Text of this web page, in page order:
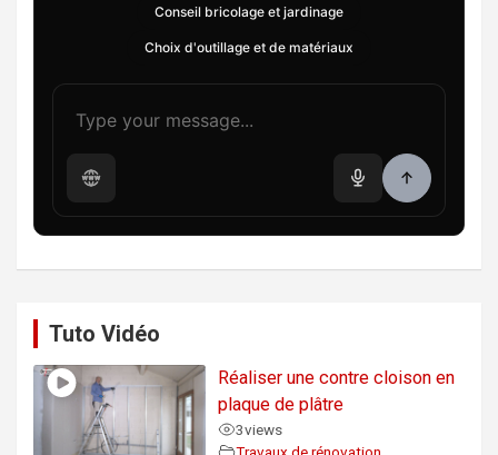
Conseil bricolage et jardinage
Choix d'outillage et de matériaux
Tuto Vidéo
Réaliser une contre cloison en
plaque de plâtre
3views